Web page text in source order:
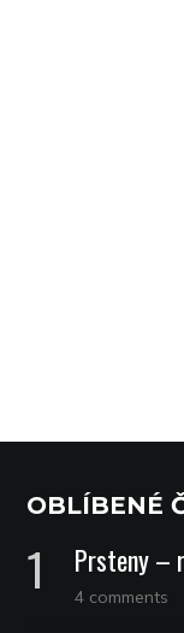
OBLÍBENÉ
Prsteny –
4 comments